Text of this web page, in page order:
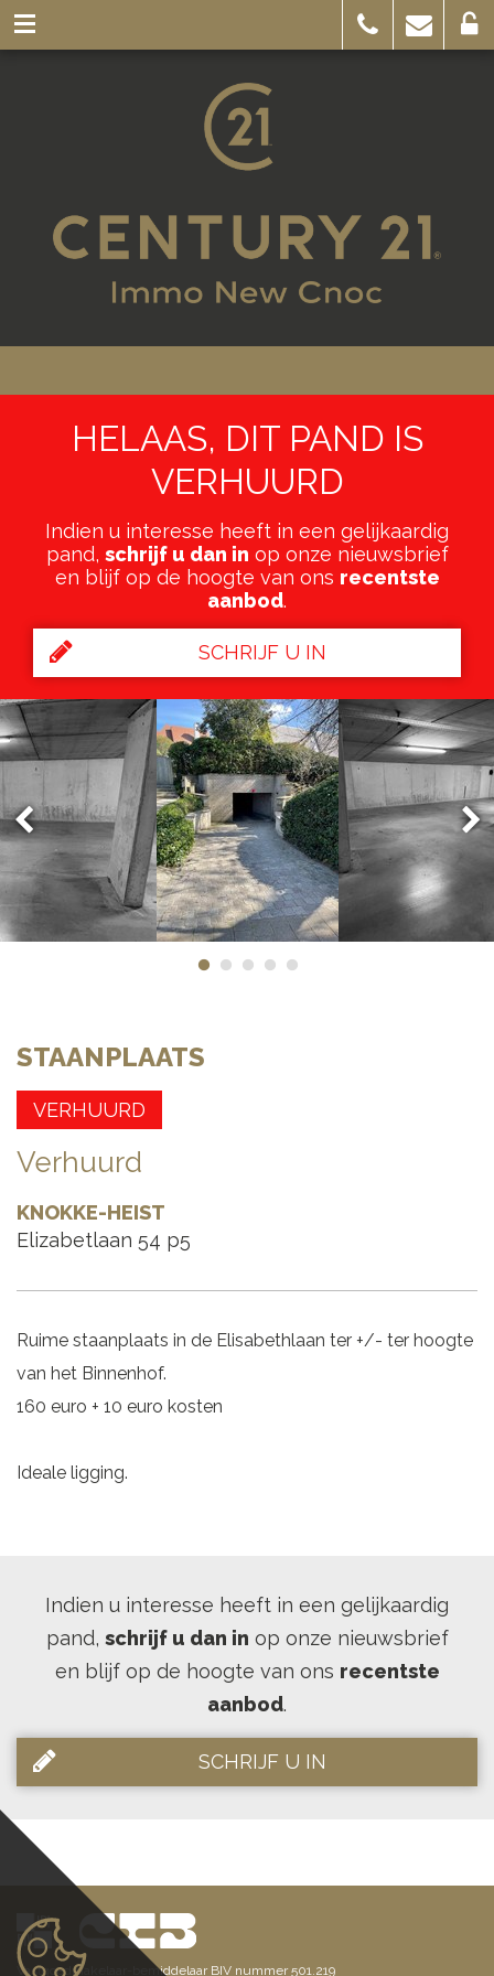
HELAAS, DIT PAND IS
VERHUURD
Indien u interesse heeft in een gelijkaardig
pand, schrijf u dan in op onze nieuwsbrief
en blijf op de hoogte van ons recentste
aanbod.
SCHRIJF U IN
STAANPLAATS
VERHUURD
Verhuurd
KNOKKE-HEIST
Elizabetlaan 54 p5
Ruime staanplaats in de Elisabethlaan ter +/- ter hoogte
van het Binnenhof.
160 euro + 10 euro kosten
Ideale ligging.
Indien u interesse heeft in een gelijkaardig
pand, schrijf u dan in op onze nieuwsbrief
en blijf op de hoogte van ons recentste
aanbod.
SCHRIJF U IN
Vastgoedmakelaar-bemiddelaar BIV nummer 501.219